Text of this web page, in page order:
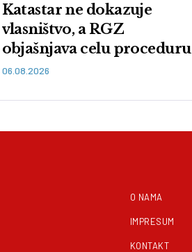
Katastar ne dokazuje
vlasništvo, a RGZ
objašnjava celu proceduru
06.08.2026
O NAMA
IMPRESUM
KONTAKT